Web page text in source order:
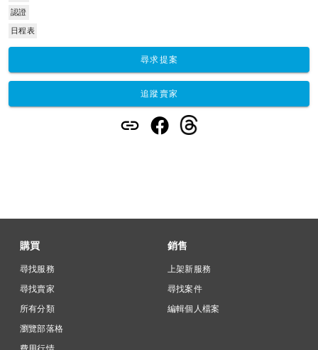
認證
日程表
尋求提案
追蹤賣家
購買
尋找服務
尋找賣家
所有分類
瀏覽部落格
銷售
上架新服務
尋找案件
編輯個人檔案